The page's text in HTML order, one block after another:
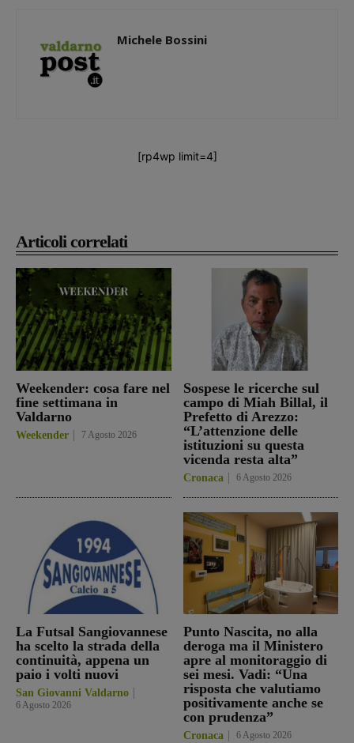
Articoli correlati
Weekender: cosa fare nel
fine settimana in
Valdarno
Weekender 7 Agosto 2026
Sospese le ricerche sul
campo di Miah Billal, il
Prefetto di Arezzo:
“L’attenzione delle
istituzioni su questa
vicenda resta alta”
Cronaca 6 Agosto 2026
La Futsal Sangiovannese
ha scelto la strada della
continuità, appena un
paio i volti nuovi
San Giovanni Valdarno
6 Agosto 2026
Punto Nascita, no alla
deroga ma il Ministero
apre al monitoraggio di
sei mesi. Vadi: “Una
risposta che valutiamo
positivamente anche se
con prudenza”
Cronaca 6 Agosto 2026
Michele Bossini
[rp4wp limit=4]